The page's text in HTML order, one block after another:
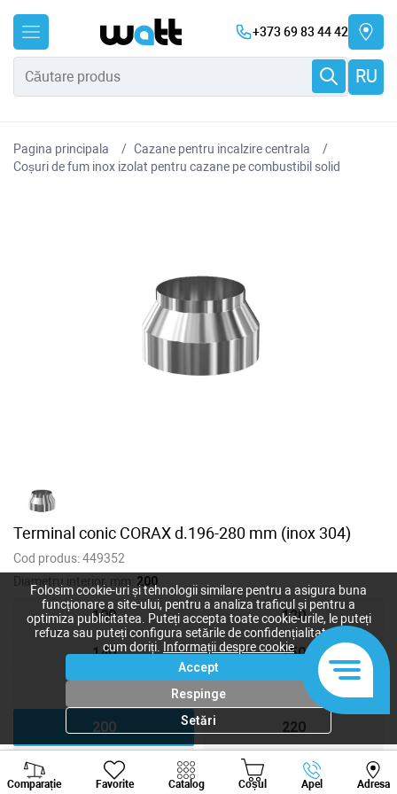
+373 69 83 44 42
RU
Pagina principala
Cazane pentru incalzire centrala
Coșuri de fum inox izolat pentru cazane pe combustibil solid
Terminal conic CORAX d.196-280 mm (inox 304)
Cod produs:449352
Diametru interior, mm: 200
100 120
140 150
180
200 220
250 300
Comparație Favorite Catalog Coșul Apel Adresa
Viber Whatsapp
Folosim cookie-uri și tehnologii similare pentru a asigura buna
funcționare a site-ului, pentru a analiza traficul și pentru a
optimiza publicitatea. Puteți accepta toate cookie-urile, le puteți
refuza sau puteți configura setările de confidențialitate după
cum doriți.
Informații despre cookie
Accept
Respinge
Setări